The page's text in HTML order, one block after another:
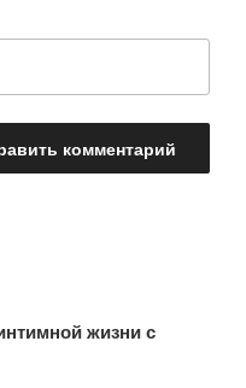
жизни с